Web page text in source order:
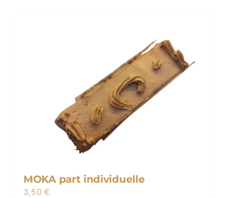
MOKA part individuelle
3,50€